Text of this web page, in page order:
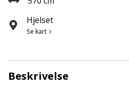
Hjelset
Se kart
Beskrivelse